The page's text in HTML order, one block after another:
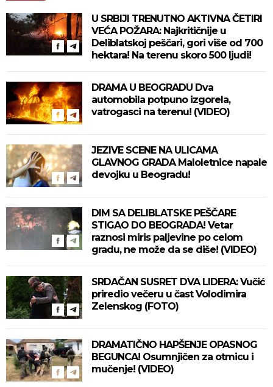
U SRBIJI TRENUTNO AKTIVNA ČETIRI
VEĆA POŽARA: Najkritičnije u
Deliblatskoj peščari, gori više od 700
hektara! Na terenu skoro 500 ljudi!
DRAMA U BEOGRADU Dva
automobila potpuno izgorela,
vatrogasci na terenu! (VIDEO)
JEZIVE SCENE NA ULICAMA
GLAVNOG GRADA Maloletnice napale
devojku u Beogradu!
DIM SA DELIBLATSKE PEŠČARE
STIGAO DO BEOGRADA! Vetar
raznosi miris paljevine po celom
gradu, ne može da se diše! (VIDEO)
SRDAČAN SUSRET DVA LIDERA: Vučić
priredio večeru u čast Volodimira
Zelenskog (FOTO)
DRAMATIČNO HAPŠENJE OPASNOG
BEGUNCA! Osumnjičen za otmicu i
mučenje! (VIDEO)